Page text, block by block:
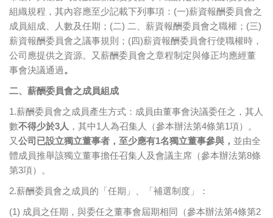
組織規程，其內容應至少記載下列事項：(一)薪資報酬委員會之
成員組成、人數及任期；(二) 二、薪資報酬委員會之職權；(三)
薪資報酬委員會之議事規則；(四)薪資報酬委員會行使職權時，
公司應提供之資源。又薪酬委員會之章程制定與修正均應經董
事會決議通過。
二、薪酬委員會之成員組成
1.薪酬委員會之成員產生方式：成員由董事會決議委任之，其人
數不得少於3人 ，其中1人為召集人（參本辦法第4條第1項）。
又公司已設立獨立董事者，至少應有1名獨立董事參與， 並由全
體成員推舉該獨立董事擔任召集人及會議主席（參本辦法第8條
第3項）。
2.薪酬委員會之成員的「任期」、「補選制度」：
(1) 成員之任期，與委任之董事會屆期相同（參本辦法第4條第2